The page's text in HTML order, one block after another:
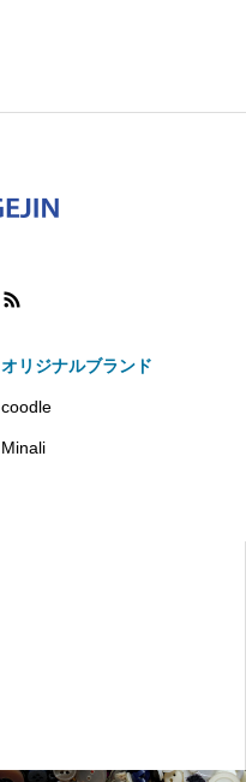
オリジナルブランド
coodle
Minali